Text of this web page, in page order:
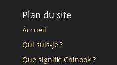
Plan du site
Accueil
Qui suis-je ?
Que signifie Chinook ?